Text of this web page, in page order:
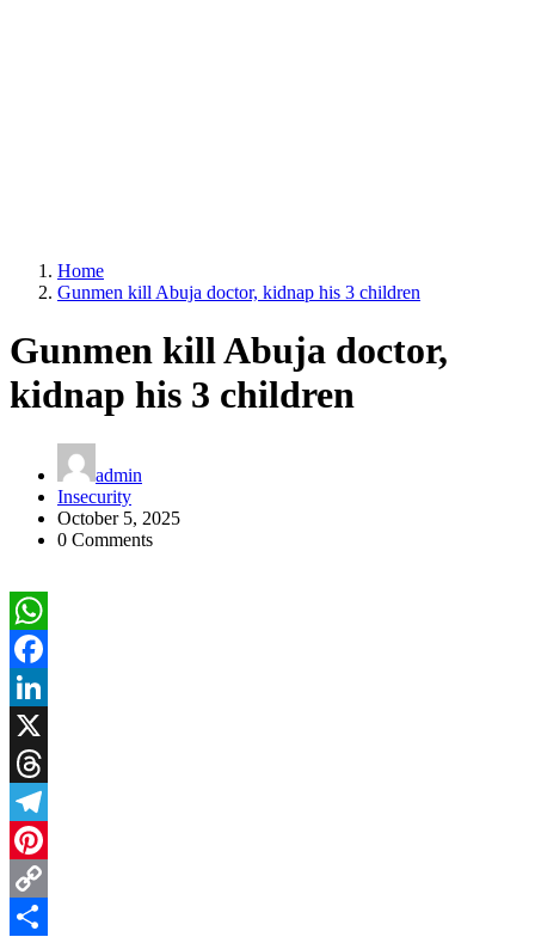
Home
Gunmen kill Abuja doctor, kidnap his 3 children
Gunmen kill Abuja doctor,
kidnap his 3 children
admin
Insecurity
October 5, 2025
0 Comments
WhatsApp
Facebook
LinkedIn
X
Threads
Telegram
Pinterest
Copy